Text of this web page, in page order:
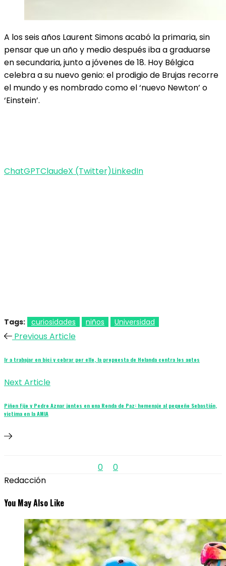
A los seis años Laurent Simons acabó la primaria, sin
pensar que un año y medio después iba a graduarse
en secundaria, junto a jóvenes de 18. Hoy Bélgica
celebra a su nuevo genio: el prodigio de Brujas recorre
el mundo y es nombrado como el ‘nuevo Newton’ o
‘Einstein’.
ChatGPTClaudeX (Twitter)LinkedIn
Tags: curiosidades niños Universidad
Previous Article
Ir a trabajar en bici y cobrar por ello, la propuesta de Holanda contra los autos
Next Article
Piñon Fijo y Pedro Aznar juntos en una Ronda de Paz: homenaje al pequeño Sebastián,
victima en la AMIA
0
0
Redacción
You May Also Like